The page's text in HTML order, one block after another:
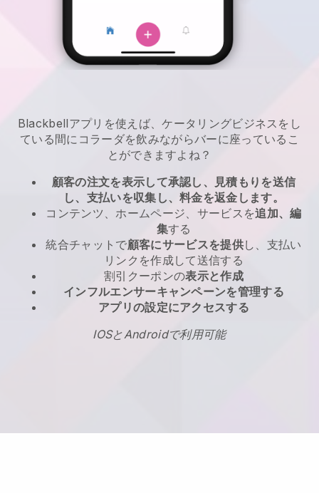
Blackbellアプリを使えば、ケータリングビジネスをし
ている間にコラーダを飲みながらバーに座っているこ
とができますよね？
顧客の注文を表示して承認し、見積もりを送信
し、支払いを収集し、料金を返金します。
コンテンツ、ホームページ、サービスを追加、編
集する
統合チャットで顧客にサービスを提供し、支払い
リンクを作成して送信する
割引クーポンの表示と作成
インフルエンサーキャンペーンを管理する
アプリの設定にアクセスする
IOSとAndroidで利用可能